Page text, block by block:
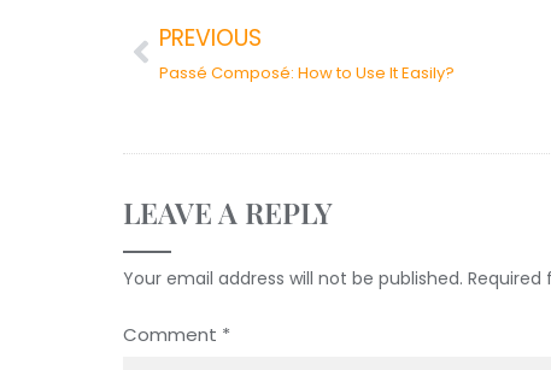
PREVIOUS
Passé Composé: How to Use It Easily?
LEAVE A REPLY
Your email address will not be published. Required
Comment *